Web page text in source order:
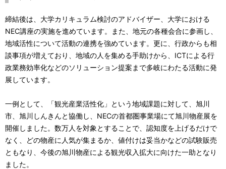
締結後は、大学カリキュラム検討のアドバイザー、大学における
NEC講座の実施を進めています。また、地元の各種会合に参画し、
地域活性について活動の連携を強めています。更に、行政からも相
談事項が増えており、地域の人を集める手助けから、ICTによる行
政業務効率化などのソリューション提案まで多岐にわたる活動に発
展しています。
一例として、「観光産業活性化」という地域課題に対して、旭川
市、旭川しんきんと協働し、NECの首都圏事業場にて旭川物産展を
開催しました。数万人を対象とすることで、認知度を上げるだけで
なく、どの物産に人気が集まるか、値付けは妥当かなどの試験販売
ともなり、今後の旭川物産による観光収入拡大に向けた一助となり
ました。